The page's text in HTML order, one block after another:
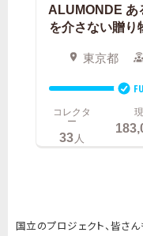
国立のプロジェクト、皆さん